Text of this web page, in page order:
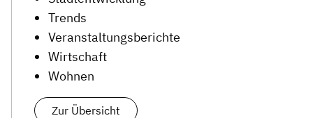
Trends
Veranstaltungsberichte
Wirtschaft
Wohnen
Zur Übersicht